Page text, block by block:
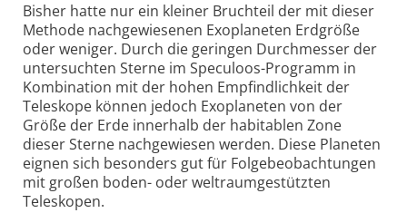
Bisher hatte nur ein kleiner Bruchteil der mit dieser
Methode nach­gewiesenen Exo­planeten Erd­größe
oder weniger. Durch die geringen Durch­messer der
unter­suchten Sterne im Speculoos-Programm in
Kombination mit der hohen Empfindlich­keit der
Tele­skope können jedoch Exo­planeten von der
Größe der Erde inner­halb der habitablen Zone
dieser Sterne nach­gewiesen werden. Diese Planeten
eignen sich besonders gut für Folge­beobachtungen
mit großen boden- oder weltraum­gestützten
Teleskopen.